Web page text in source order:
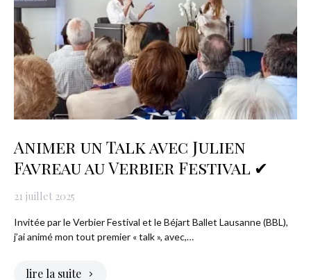
Animer un Talk avec Julien
Favreau au Verbier Festival ✔
21 juillet 2025
Invitée par le Verbier Festival et le Béjart Ballet Lausanne (BBL),
j’ai animé mon tout premier « talk », avec,…
lire la suite